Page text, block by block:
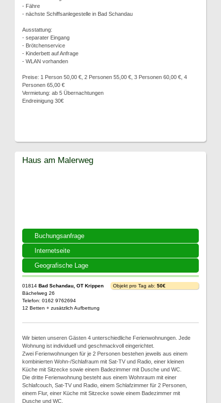
- Fähre
- nächste Schiffsanlegestelle in Bad Schandau
Ausstattung:
- separater Eingang
- Brötchenservice
- Kinderbett auf Anfrage
- WLAN vorhanden
Preise: 1 Person 50,00 €, 2 Personen 55,00 €, 3 Personen 60,00 €, 4
Personen 65,00 €
Vermietung: ab 5 Übernachtungen
Endreinigung 30€
Buchungsanfrage
Internetseite
Geografische Lage
Haus am Malerweg
01814 Bad Schandau, OT Krippen
Bächelweg 26
Telefon: 0162 9762694
12 Betten + zusätzlich Aufbettung
Objekt pro Tag ab: 50€
Wir bieten unseren Gästen 4 unterschiedliche Ferienwohnungen. Jede
Wohnung ist individuell und geschmackvoll eingerichtet.
Zwei Ferienwohnungen für je 2 Personen bestehen jeweils aus einem
kombinierten Wohn-/Schlafraum mit Sat-TV und Radio, einer kleinen
Küche mit Sitzecke sowie einem Badezimmer mit Dusche und WC.
Die dritte Ferienwohnung besteht aus einem Wohnraum mit einer
Schlafcouch, Sat-TV und Radio, einem Schlafzimmer für 2 Personen,
einem Flur, einer Küche mit Sitzecke sowie einem Badezimmer mit
Dusche und WC.